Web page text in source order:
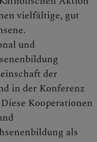
Kirchenmusik
Museum &
vielfältige, gut
und
der
in der Konferenz
Kooperationen
als